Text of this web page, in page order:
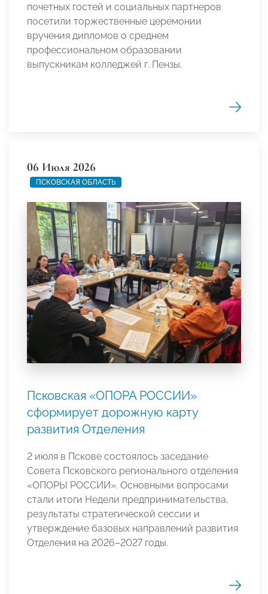
почетных гостей и социальных партнеров
посетили торжественные церемонии
вручения дипломов о среднем
профессиональном образовании
выпускникам колледжей г. Пензы.
06 Июля 2026
ПСКОВСКАЯ ОБЛАСТЬ
Псковская «ОПОРА РОССИИ»
сформирует дорожную карту
развития Отделения
2 июля в Пскове состоялось заседание
Совета Псковского регионального отделения
«ОПОРЫ РОССИИ». Основными вопросами
стали итоги Недели предпринимательства,
результаты стратегической сессии и
утверждение базовых направлений развития
Отделения на 2026–2027 годы.